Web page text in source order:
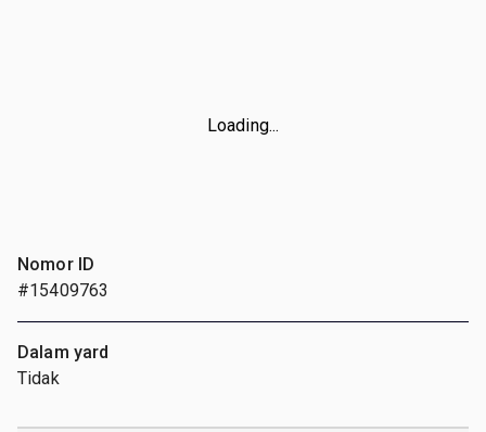
Loading...
Nomor ID
#15409763
Dalam yard
Tidak